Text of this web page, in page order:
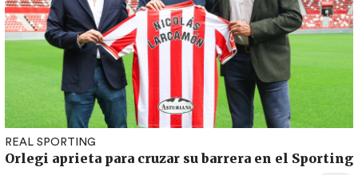
REAL SPORTING
Orlegi aprieta para cruzar su barrera en el Sporting